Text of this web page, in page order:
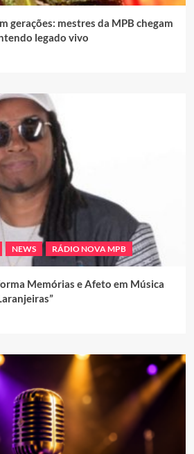
gerações: mestres da MPB chegam
legado vivo
NEWS RÁDIO NOVA MPB
Memórias e Afeto em Música